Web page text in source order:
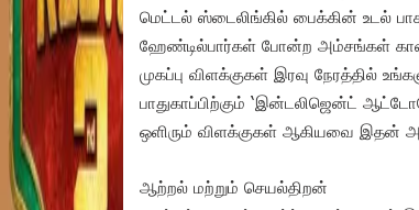
மெட்டல் ஸ்டைலிங்கில் பைக்கின் உடல்
ஹேண்டில்பார்கள் போன்ற அம்சங்கள்
முகப்பு விளக்குகள் இரவு நேரத்தில்
பாதுகாப்பிற்கும் ‘இன்டலிஜென்ட்
ஒளிரும் விளக்குகள் ஆகியவை இதன்
ஆற்றல் மற்றும் செயல்திறன்